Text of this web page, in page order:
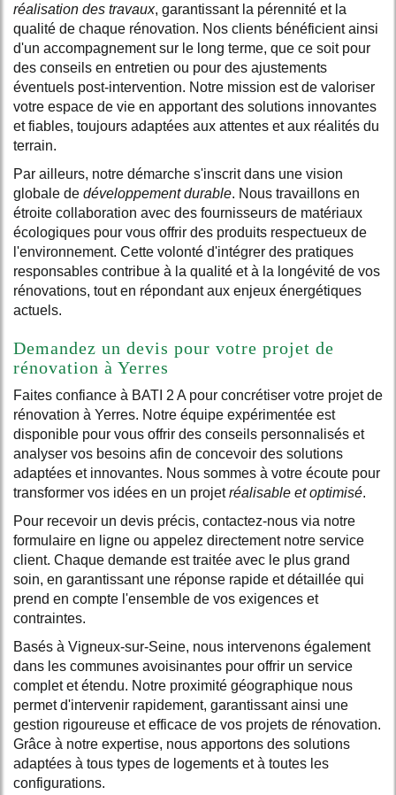
réalisation des travaux, garantissant la pérennité et la
qualité de chaque rénovation. Nos clients bénéficient ainsi
d'un accompagnement sur le long terme, que ce soit pour
des conseils en entretien ou pour des ajustements
éventuels post-intervention. Notre mission est de valoriser
votre espace de vie en apportant des solutions innovantes
et fiables, toujours adaptées aux attentes et aux réalités du
terrain.
Par ailleurs, notre démarche s'inscrit dans une vision
globale de développement durable. Nous travaillons en
étroite collaboration avec des fournisseurs de matériaux
écologiques pour vous offrir des produits respectueux de
l'environnement. Cette volonté d'intégrer des pratiques
responsables contribue à la qualité et à la longévité de vos
rénovations, tout en répondant aux enjeux énergétiques
actuels.
Demandez un devis pour votre projet de
rénovation à Yerres
Faites confiance à BATI 2 A pour concrétiser votre projet de
rénovation à Yerres. Notre équipe expérimentée est
disponible pour vous offrir des conseils personnalisés et
analyser vos besoins afin de concevoir des solutions
adaptées et innovantes. Nous sommes à votre écoute pour
transformer vos idées en un projetréalisable et optimisé.
Pour recevoir un devis précis, contactez-nous via notre
formulaire en ligne ou appelez directement notre service
client. Chaque demande est traitée avec le plus grand
soin, en garantissant une réponse rapide et détaillée qui
prend en compte l'ensemble de vos exigences et
contraintes.
Basés à Vigneux-sur-Seine, nous intervenons également
dans les communes avoisinantes pour offrir un service
complet et étendu. Notre proximité géographique nous
permet d'intervenir rapidement, garantissant ainsi une
gestion rigoureuse et efficace de vos projets de rénovation.
Grâce à notre expertise, nous apportons des solutions
adaptées à tous types de logements et à toutes les
configurations.